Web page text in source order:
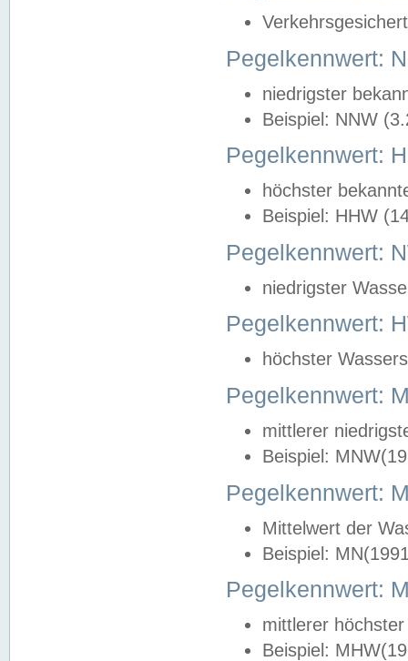
Pegelkennwert:
niedrigster
Beispiel: NNW
Pegelkennwert:
höchster
Beispiel: HHW
Pegelkennwert:
niedrigster
Pegelkennwert:
höchster
Pegelkennwert:
mittlerer
Beispiel:
Pegelkennwert:
Mittelwert der
Beispiel:
Pegelkennwert:
mittlerer
Beispiel: